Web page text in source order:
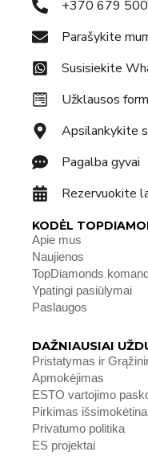
+370 679
Parašykite
Susisiekite
Užklausos
Apsilankykite
Pagalba gyvai
Rezervuokite
KODĖL
Apie mus
Naujienos
TopDiamonds
Ypatingi pasiūlymai
Paslaugos
DAŽNIAUSIAI
Pristatymas ir
Apmokėjimas
ESTO vartojimo
Pirkimas
Privatumo politika
ES projektai